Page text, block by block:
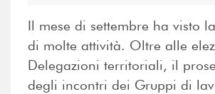
Il mese di settembre ha visto
di molte attività. Oltre alle
Delegazioni territoriali, il
degli incontri dei Gruppi di